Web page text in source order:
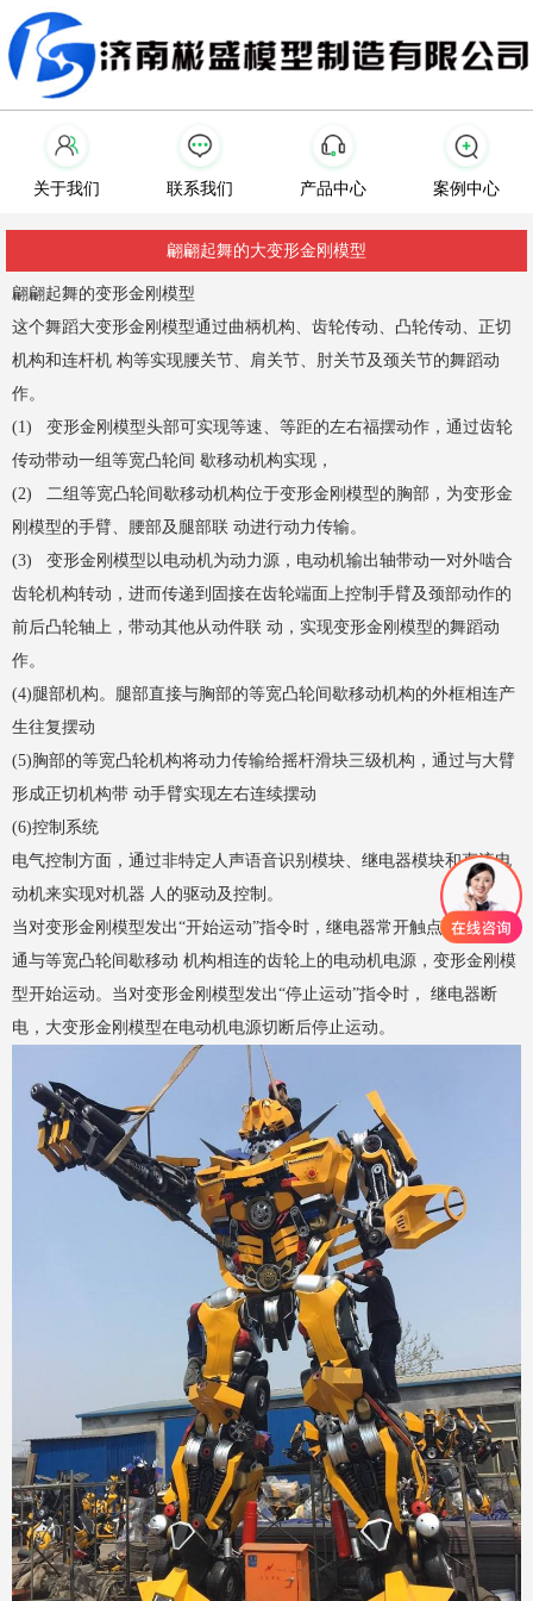
关于我们 联系我们 产品中心 案例中心
翩翩起舞的大变形金刚模型
翩翩起舞的变形金刚模型
这个舞蹈大变形金刚模型通过曲柄机构、齿轮传动、凸轮传动、正切
机构和连杆机 构等实现腰关节、肩关节、肘关节及颈关节的舞蹈动
作。
(1) 变形金刚模型头部可实现等速、等距的左右福摆动作，通过齿轮
传动带动一组等宽凸轮间 歇移动机构实现，
(2) 二组等宽凸轮间歇移动机构位于变形金刚模型的胸部，为变形金
刚模型的手臂、腰部及腿部联 动进行动力传输。
(3) 变形金刚模型以电动机为动力源，电动机输出轴带动一对外啮合
齿轮机构转动，进而传递到固接在齿轮端面上控制手臂及颈部动作的
前后凸轮轴上，带动其他从动件联 动，实现变形金刚模型的舞蹈动
作。
(4)腿部机构。腿部直接与胸部的等宽凸轮间歇移动机构的外框相连产
生往复摆动
(5)胸部的等宽凸轮机构将动力传输给摇杆滑块三级机构，通过与大臂
形成正切机构带 动手臂实现左右连续摆动
(6)控制系统
电气控制方面，通过非特定人声语音识别模块、继电器模块和直流电
动机来实现对机器 人的驱动及控制。
当对变形金刚模型发出“开始运动”指令时，继电器常开触点吸合，接
通与等宽凸轮间歇移动 机构相连的齿轮上的电动机电源，变形金刚模
型开始运动。当对变形金刚模型发出“停止运动”指令时， 继电器断
电， 大变形金刚模型在电动机电源切断后停止运动。